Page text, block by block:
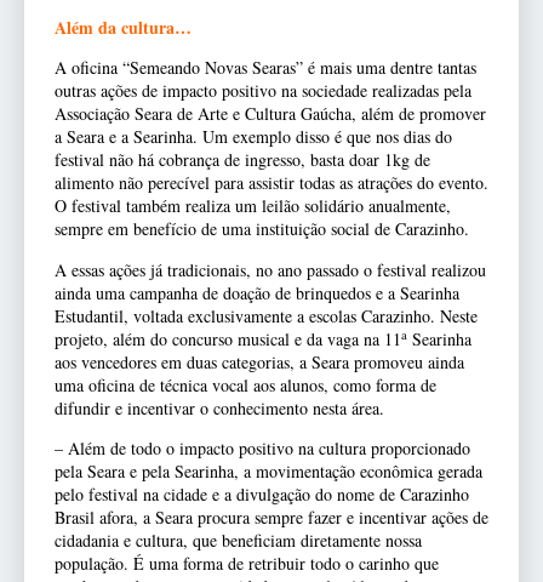
Além da cultura…
A oficina “Semeando Novas Searas” é mais uma dentre tantas
outras ações de impacto positivo na sociedade realizadas pela
Associação Seara de Arte e Cultura Gaúcha, além de promover
a Seara e a Searinha. Um exemplo disso é que nos dias do
festival não há cobrança de ingresso, basta doar 1kg de
alimento não perecível para assistir todas as atrações do evento.
O festival também realiza um leilão solidário anualmente,
sempre em benefício de uma instituição social de Carazinho.
A essas ações já tradicionais, no ano passado o festival realizou
ainda uma campanha de doação de brinquedos e a Searinha
Estudantil, voltada exclusivamente a escolas Carazinho. Neste
projeto, além do concurso musical e da vaga na 11a Searinha
aos vencedores em duas categorias, a Seara promoveu ainda
uma oficina de técnica vocal aos alunos, como forma de
difundir e incentivar o conhecimento nesta área.
– Além de todo o impacto positivo na cultura proporcionado
pela Seara e pela Searinha, a movimentação econômica gerada
pelo festival na cidade e a divulgação do nome de Carazinho
Brasil afora, a Seara procura sempre fazer e incentivar ações de
cidadania e cultura, que beneficiam diretamente nossa
população. É uma forma de retribuir todo o carinho que